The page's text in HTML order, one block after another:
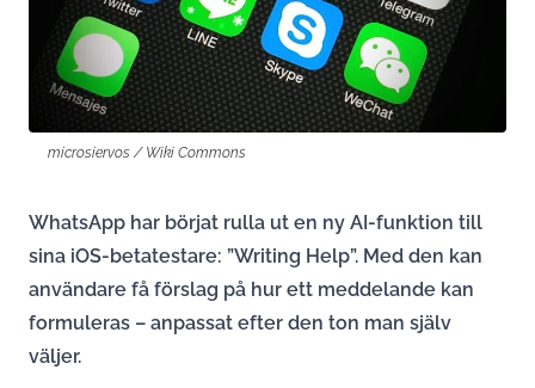
microsiervos / Wiki Commons
WhatsApp har börjat rulla ut en ny AI-funktion till
sina iOS-betatestare: ”Writing Help”. Med den kan
användare få förslag på hur ett meddelande kan
formuleras – anpassat efter den ton man själv
väljer.